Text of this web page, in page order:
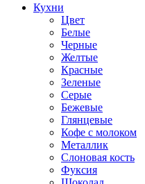
Кухни
Цвет
Белые
Черные
Желтые
Красные
Зеленые
Серые
Бежевые
Глянцевые
Кофе с молоком
Металлик
Слоновая кость
Фуксия